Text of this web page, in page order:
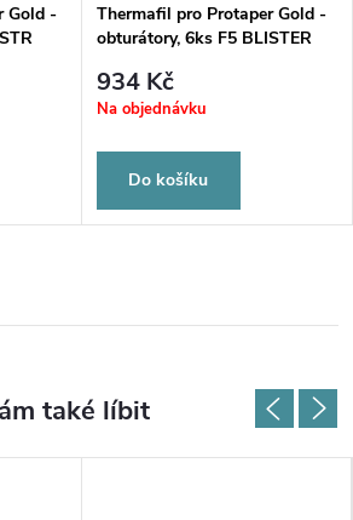
Gold -
Thermafil pro Protaper Gold -
obturátory, 6ks F5 BLISTER
934 Kč
Na objednávku
Do košíku